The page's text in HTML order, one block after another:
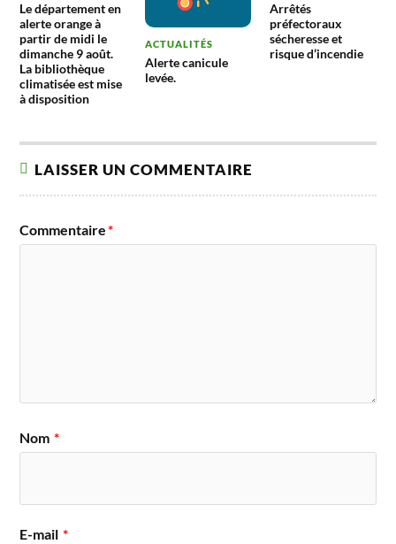
Le département en
alerte orange à
partir de midi le
dimanche 9 août.
La bibliothèque
climatisée est mise
à disposition
ACTUALITÉS
Alerte canicule
levée.
Arrêtés
préfectoraux
sécheresse et
risque d’incendie
LAISSER UN COMMENTAIRE
Commentaire*
Nom *
E-mail *